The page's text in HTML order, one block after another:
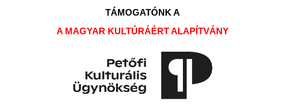
TÁMOGATÓNK A
A MAGYAR KULTÚRÁÉRT ALAPÍTVÁNY